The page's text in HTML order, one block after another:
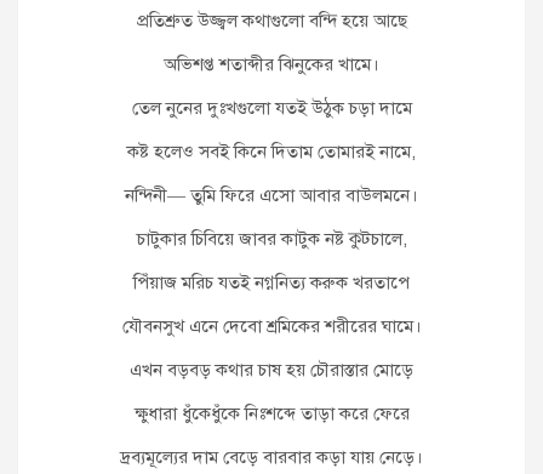
প্রতিশ্রুত উজ্জ্বল কথাগুলো বন্দি হয়ে আছে
অভিশপ্ত শতাব্দীর ঝিনুকের খামে।
তেল নুনের দুঃখগুলো যতই উঠুক চড়া দামে
কষ্ট হলেও সবই কিনে দিতাম তোমারই নামে,
নন্দিনী— তুমি ফিরে এসো আবার বাউলমনে।
চাটুকার চিবিয়ে জাবর কাটুক নষ্ট কুটচালে,
পিঁয়াজ মরিচ যতই নগ্ননিত্য করুক খরতাপে
যৌবনসুখ এনে দেবো শ্রমিকের শরীরের ঘামে।
এখন বড়বড় কথার চাষ হয় চৌরাস্তার মোড়ে
ক্ষুধারা ধুঁকেধুঁকে নিঃশব্দে তাড়া করে ফেরে
দ্রব্যমূল্যের দাম বেড়ে বারবার কড়া যায় নেড়ে।